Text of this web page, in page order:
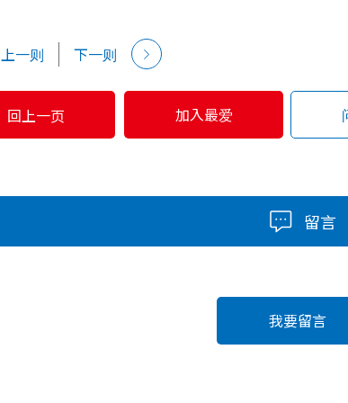
上一则 下一则
回上一页 加入最爱
留言
我要留言